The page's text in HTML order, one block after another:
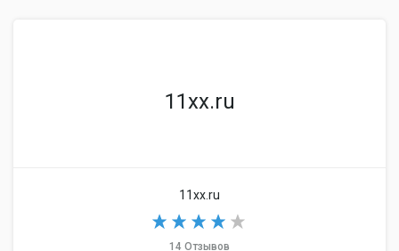
11xx.ru
11xx.ru
14 Отзывов